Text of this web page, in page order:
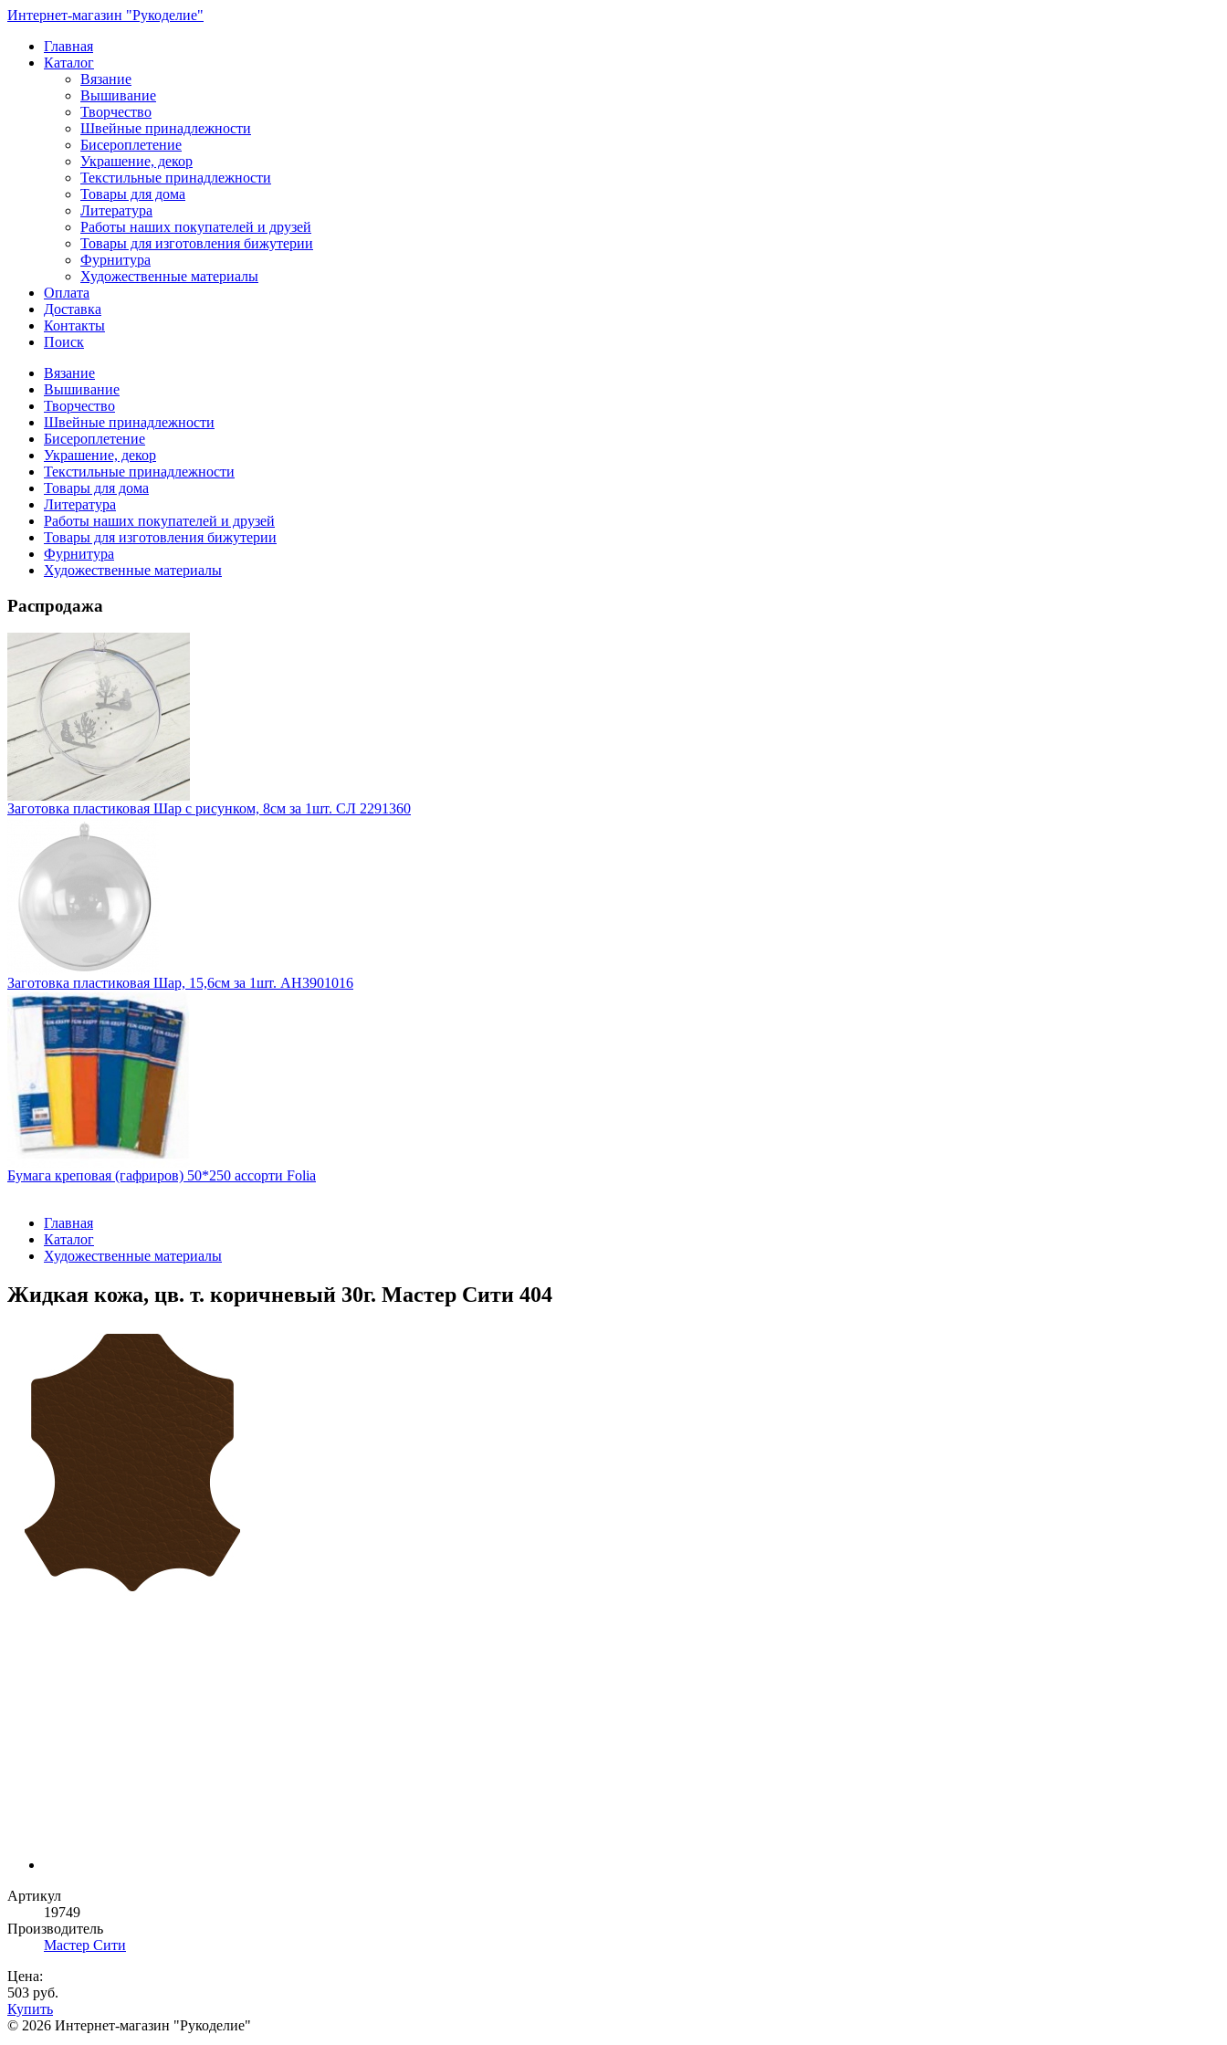
Интернет-магазин "Рукоделие"
Главная
Каталог
Вязание
Вышивание
Творчество
Швейные принадлежности
Бисероплетение
Украшение, декор
Текстильные принадлежности
Товары для дома
Литература
Работы наших покупателей и друзей
Товары для изготовления бижутерии
Фурнитура
Художественные материалы
Оплата
Доставка
Контакты
Поиск
Вязание
Вышивание
Творчество
Швейные принадлежности
Бисероплетение
Украшение, декор
Текстильные принадлежности
Товары для дома
Литература
Работы наших покупателей и друзей
Товары для изготовления бижутерии
Фурнитура
Художественные материалы
Распродажа
Заготовка пластиковая Шар с рисунком, 8см за 1шт. СЛ 2291360
Заготовка пластиковая Шар, 15,6см за 1шт. АН3901016
Бумага креповая (гафриров) 50*250 ассорти Folia
Главная
Каталог
Художественные материалы
Жидкая кожа, цв. т. коричневый 30г. Мастер Сити 404
Артикул
19749
Производитель
Мастер Сити
Цена:
503 руб.
Купить
© 2026 Интернет-магазин "Рукоделие"